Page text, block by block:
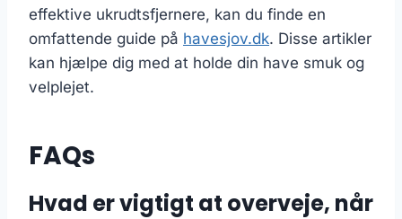
effektive ukrudtsfjernere, kan du finde en
omfattende guide på havesjov.dk. Disse artikler
kan hjælpe dig med at holde din have smuk og
velplejet.
FAQs
Hvad er vigtigt at overveje, når